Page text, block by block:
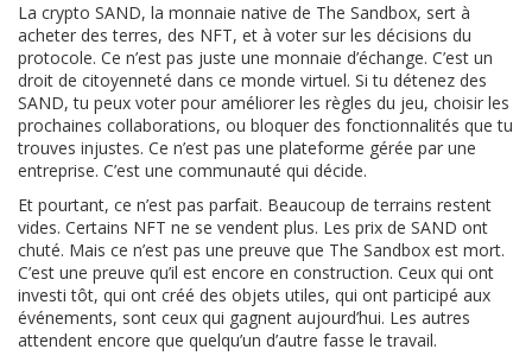
La crypto SAND, la monnaie native de The Sandbox, sert à
acheter des terres, des NFT, et à voter sur les décisions du
protocole. Ce n’est pas juste une monnaie d’échange. C’est un
droit de citoyenneté dans ce monde virtuel. Si tu détenez des
SAND, tu peux voter pour améliorer les règles du jeu, choisir les
prochaines collaborations, ou bloquer des fonctionnalités que tu
trouves injustes. Ce n’est pas une plateforme gérée par une
entreprise. C’est une communauté qui décide.
Et pourtant, ce n’est pas parfait. Beaucoup de terrains restent
vides. Certains NFT ne se vendent plus. Les prix de SAND ont
chuté. Mais ce n’est pas une preuve que The Sandbox est mort.
C’est une preuve qu’il est encore en construction. Ceux qui ont
investi tôt, qui ont créé des objets utiles, qui ont participé aux
événements, sont ceux qui gagnent aujourd’hui. Les autres
attendent encore que quelqu’un d’autre fasse le travail.